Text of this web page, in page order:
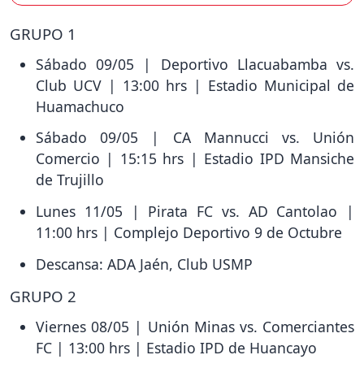
GRUPO 1
Sábado 09/05 | Deportivo Llacuabamba vs.
Club UCV | 13:00 hrs | Estadio Municipal de
Huamachuco
Sábado 09/05 | CA Mannucci vs. Unión
Comercio | 15:15 hrs | Estadio IPD Mansiche
de Trujillo
Lunes 11/05 | Pirata FC vs. AD Cantolao |
11:00 hrs | Complejo Deportivo 9 de Octubre
Descansa: ADA Jaén, Club USMP
GRUPO 2
Viernes 08/05 | Unión Minas vs. Comerciantes
FC | 13:00 hrs | Estadio IPD de Huancayo